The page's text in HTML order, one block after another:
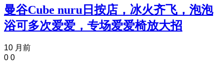
曼谷Cube nuru日按店，冰火齐飞，泡泡
浴可多次爱爱，专场爱爱椅放大招
10 月前
0 0